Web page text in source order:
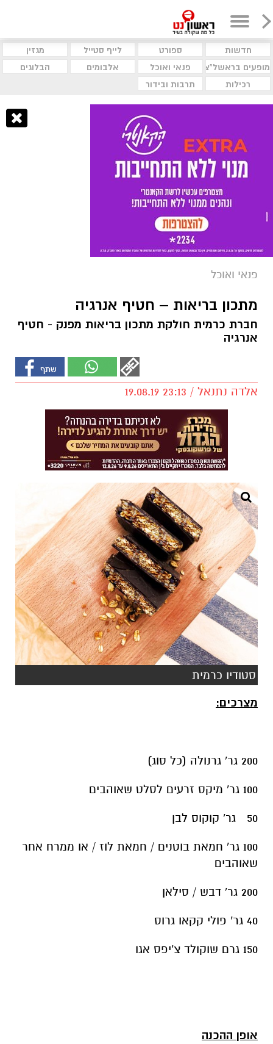
חדשות ספורט לייף סטייל
מגזין
מופעים בראשל"צ
פנאי ואוכל אלבומים
הבלוגים
רכילות
תרבות ובידור
פנאי ואוכל
מתכון בריאות – חטיף אנרגיה
חברת כרמית חולקת מתכון בריאות מפנק - חטיף
אנרגיה
אלדה נתנאל / 23:13 19.08.19
סטודיו כרמית
מצרכים:
200 גר' גרנולה (כל סוג)
100 גר' מיקס זרעים לסלט שאוהבים
50 גר' קוקוס לבן
100 גר' חמאת בוטנים / חמאת לוז / או ממרח אחר
שאוהבים
200 גר' דבש / סילאן
40 גר' פולי קקאו גרוס
150 גרם שוקולד צ'יפס אגו
אופן ההכנה